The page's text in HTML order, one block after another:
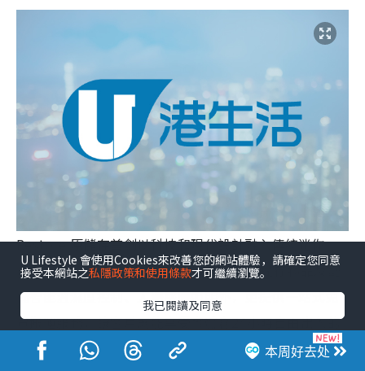
Restore 原儲存首創以科技和現代設計融入傳統迷你
倉，全線分店除了24小時開放、無需預約提存物品及配
備智能溫濕度控制、人體感應照明外，更提供一站式免
費搬運服務，讓客戶既能享受實體倉24小時自由出入的
便利，又能體驗到最輕鬆無憂的入倉流程。本周好去处
U Lifestyle 會使用Cookies來改善您的網站體驗，請確定您同意
接受本網站之私隱政策和使用條款才可繼續瀏覽。
我已閱讀及同意